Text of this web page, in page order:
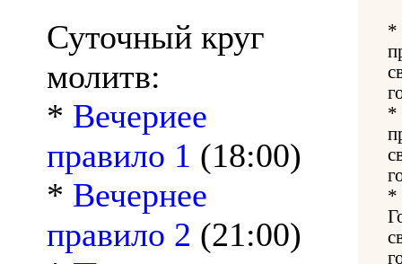
Суточный круг
молитв:
* Вечериее
правило 1 (18:00)
* Вечернее
правило 2 (21:00)
*
*
*